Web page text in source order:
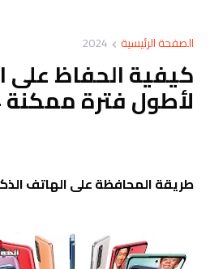
الصفحة الرئيسية 2024
كيفية الحفاظ على
لأطول فترة ممكنة 2024
طريقة المحافظة على الهاتف